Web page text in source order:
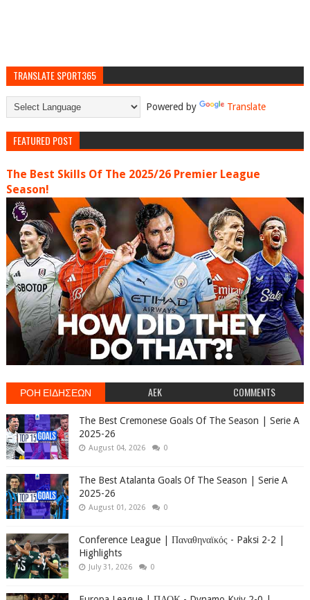
TRANSLATE SPORT365
Powered by Translate
FEATURED POST
The Best Skills Of The 2025/26 Premier League
Season!
ΡΟΗ ΕΙΔΗΣΕΩΝ AEK COMMENTS
The Best Cremonese Goals Of The Season | Serie A
2025-26
August 04, 2026 0
The Best Atalanta Goals Of The Season | Serie A
2025-26
August 01, 2026 0
Conference League | Παναθηναϊκός - Paksi 2-2 |
Highlights
July 31, 2026 0